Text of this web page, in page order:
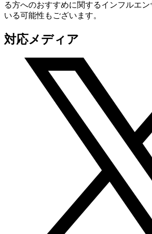
る方へのおすすめに関するインフルエ
いる可能性もございます。
対応メディア